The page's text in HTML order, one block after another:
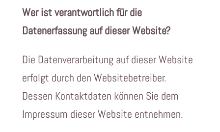
Wer ist verantwortlich für die
Datenerfassung auf dieser Website?
Die Datenverarbeitung auf dieser Website
erfolgt durch den Websitebetreiber.
Dessen Kontaktdaten können Sie dem
Impressum dieser Website entnehmen.